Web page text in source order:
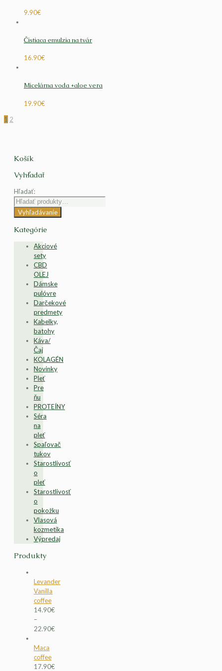
9.90€
Čistiaca emulzia na tvár
16.90€
Micelárna voda +aloe vera
19.90€
1 2
Košík
Vyhľadať
Hľadať:
Vyhľadávanie
Kategórie
Akciové
sety
CBD
OLEJ
Dámske
pulóvre
Darčekové
predmety
Kabelky,
batohy
Káva/
Čaj
KOLAGÉN
Novinky
Pleť
Pre
ňu
PROTEÍNY
Séra
na
pleť
Spaľovač
tukov
Starostlivosť
o
pleť
Starostlivosť
o
pokožku
Vlasová
kozmetika
Výpredaj
Produkty
Levander
Vanilla
coffee
14.90€
–
22.90€
Maca
coffee
17.90€